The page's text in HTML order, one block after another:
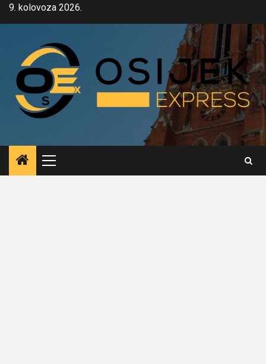
Skip9. kolovoza 2026.
Primary
Menu